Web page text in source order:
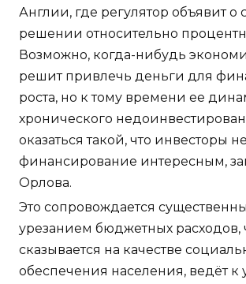
Англии, где регулятор объявит о
решении относительно
Возможно, когда-нибудь
решит привлечь деньги для
роста, но к тому времени ее
хронического
оказаться такой, что инвесторы
финансирование интересным,
Орлова.
Это сопровождается
урезанием бюджетных расходов,
сказывается на качестве
обеспечения населения, ведёт к